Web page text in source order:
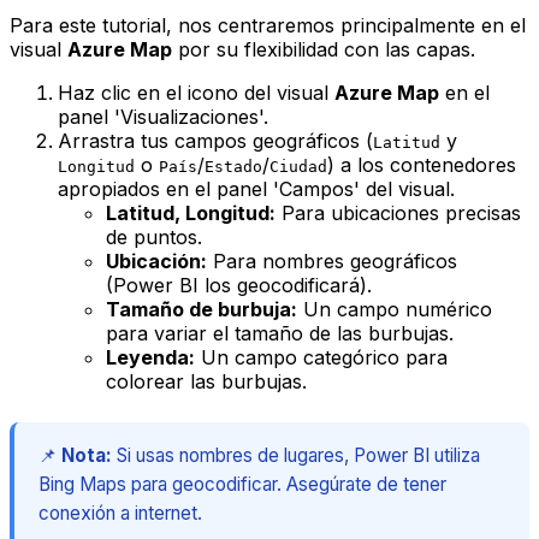
Para este tutorial, nos centraremos principalmente en el
visual Azure Map por su flexibilidad con las capas.
Haz clic en el icono del visual Azure Map en el
panel 'Visualizaciones'.
Arrastra tus campos geográficos (Latitud y
Longitud o País/Estado/Ciudad ) a los contenedores
apropiados en el panel 'Campos' del visual.
Latitud, Longitud: Para ubicaciones precisas
de puntos.
Ubicación: Para nombres geográficos
(Power BI los geocodificará).
Tamaño de burbuja: Un campo numérico
para variar el tamaño de las burbujas.
Leyenda: Un campo categórico para
colorear las burbujas.
📌 Nota: Si usas nombres de lugares, Power BI utiliza
Bing Maps para geocodificar. Asegúrate de tener
conexión a internet.